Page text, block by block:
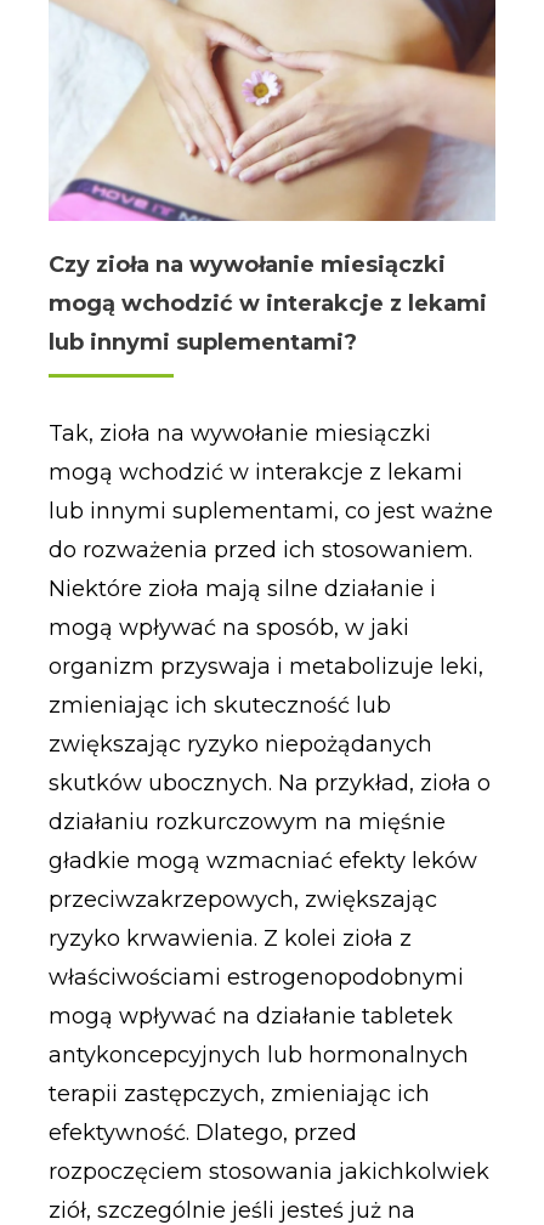
Czy zioła na wywołanie miesiączki
mogą wchodzić w interakcje z lekami
lub innymi suplementami?
Tak, zioła na wywołanie miesiączki
mogą wchodzić w interakcje z lekami
lub innymi suplementami, co jest ważne
do rozważenia przed ich stosowaniem.
Niektóre zioła mają silne działanie i
mogą wpływać na sposób, w jaki
organizm przyswaja i metabolizuje leki,
zmieniając ich skuteczność lub
zwiększając ryzyko niepożądanych
skutków ubocznych. Na przykład, zioła o
działaniu rozkurczowym na mięśnie
gładkie mogą wzmacniać efekty leków
przeciwzakrzepowych, zwiększając
ryzyko krwawienia. Z kolei zioła z
właściwościami estrogenopodobnymi
mogą wpływać na działanie tabletek
antykoncepcyjnych lub hormonalnych
terapii zastępczych, zmieniając ich
efektywność. Dlatego, przed
rozpoczęciem stosowania jakichkolwiek
ziół, szczególnie jeśli jesteś już na